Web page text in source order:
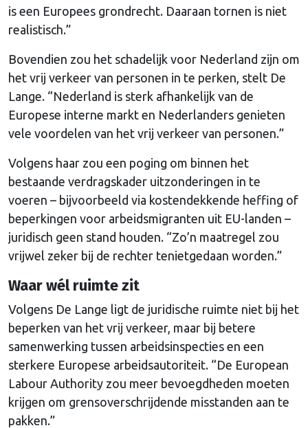
is een Europees grondrecht. Daaraan tornen is niet
realistisch.”
Bovendien zou het schadelijk voor Nederland zijn om
het vrij verkeer van personen in te perken, stelt De
Lange. “Nederland is sterk afhankelijk van de
Europese interne markt en Nederlanders genieten
vele voordelen van het vrij verkeer van personen.”
Volgens haar zou een poging om binnen het
bestaande verdragskader uitzonderingen in te
voeren – bijvoorbeeld via kostendekkende heffing of
beperkingen voor arbeidsmigranten uit EU-landen –
juridisch geen stand houden. “Zo’n maatregel zou
vrijwel zeker bij de rechter tenietgedaan worden.”
Waar wél ruimte zit
Volgens De Lange ligt de juridische ruimte niet bij het
beperken van het vrij verkeer, maar bij betere
samenwerking tussen arbeidsinspecties en een
sterkere Europese arbeidsautoriteit. “De European
Labour Authority zou meer bevoegdheden moeten
krijgen om grensoverschrijdende misstanden aan te
pakken.”